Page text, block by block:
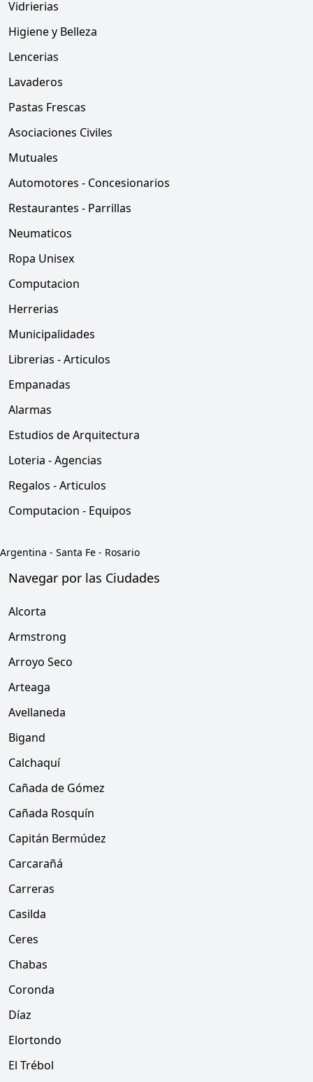
Vidrierias
Higiene y Belleza
Lencerias
Lavaderos
Pastas Frescas
Asociaciones Civiles
Mutuales
Automotores - Concesionarios
Restaurantes - Parrillas
Neumaticos
Ropa Unisex
Computacion
Herrerias
Municipalidades
Librerias - Articulos
Empanadas
Alarmas
Estudios de Arquitectura
Loteria - Agencias
Regalos - Articulos
Computacion - Equipos
Argentina - Santa Fe - Rosario
Navegar por las Ciudades
Alcorta
Armstrong
Arroyo Seco
Arteaga
Avellaneda
Bigand
Calchaquí
Cañada de Gómez
Cañada Rosquín
Capitán Bermúdez
Carcarañá
Carreras
Casilda
Ceres
Chabas
Coronda
Díaz
Elortondo
El Trébol